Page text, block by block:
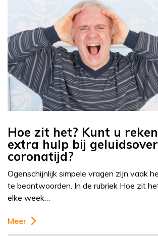
Hoe zit het? Kunt u
extra hulp bij
coronatijd?
Ogenschijnlijk simpele vragen zijn vaak
te beantwoorden. In de rubriek Hoe zit
elke week…
Meer